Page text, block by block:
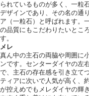
られているものが多く、一粒
デザインであり、その名の通
ア（一粒石）と呼ばれます。
の品質にもこだわりたいとこ
す。
メレ
真ん中の主石の両脇や周囲に
ンです。センターダイヤの左
で、主石の存在感を引き立て
ティアに次いで人気が高く、
が控えめでもメレダイヤの輝